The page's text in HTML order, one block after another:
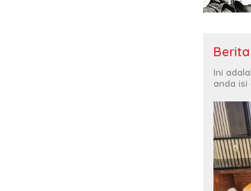
Ini
anda isi